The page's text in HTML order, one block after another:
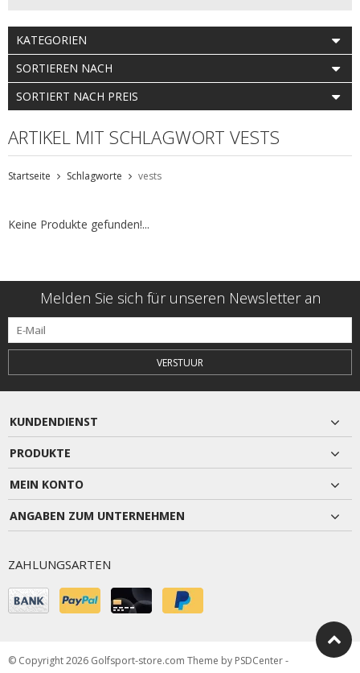
KATEGORIEN
SORTIEREN NACH
SORTIERT NACH PREIS
ARTIKEL MIT SCHLAGWORT VESTS
Startseite Schlagworte vests
Keine Produkte gefunden!...
Melden Sie sich für unseren Newsletter an
VERSTUUR
KUNDENDIENST
PRODUKTE
MEIN KONTO
ANGABEN ZUM UNTERNEHMEN
ZAHLUNGSARTEN
© Copyright 2026 Golfsport-store.com Theme by PSDCenter-